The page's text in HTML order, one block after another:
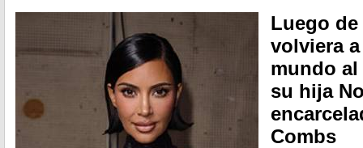
Luego de
volviera
mundo
su hija
Combs